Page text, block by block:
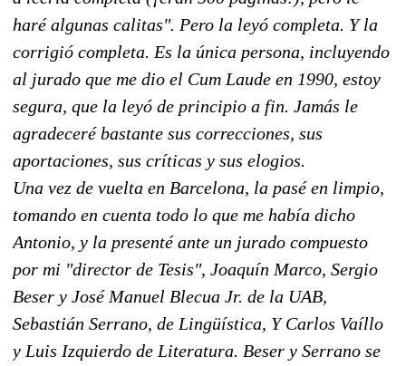
haré algunas calitas". Pero la leyó completa. Y la
corrigió completa. Es la única persona, incluyendo
al jurado que me dio el Cum Laude en 1990, estoy
segura, que la leyó de principio a fin. Jamás le
agradeceré bastante sus correcciones, sus
aportaciones, sus críticas y sus elogios.
Una vez de vuelta en Barcelona, la pasé en limpio,
tomando en cuenta todo lo que me había dicho
Antonio, y la presenté ante un jurado compuesto
por mi "director de Tesis", Joaquín Marco, Sergio
Beser y José Manuel Blecua Jr. de la UAB,
Sebastián Serrano, de Lingüística, Y Carlos Vaíllo
y Luis Izquierdo de Literatura. Beser y Serrano se